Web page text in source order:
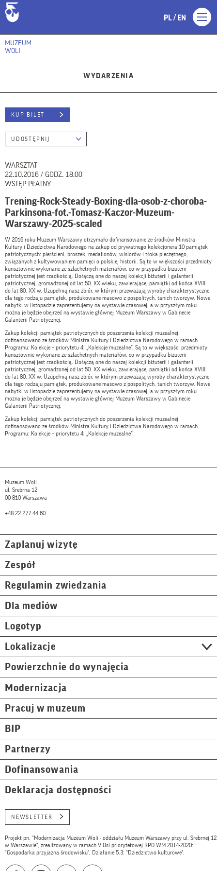
PL/ EN
MUZEUM
WOLI
WYDARZENIA
KUP BILET
UDOSTĘPNIJ
WARSZTAT
22.10.2016 / GODZ. 18.00
WSTĘP PŁATNY
Trening-Rock-Steady-Boxing-dla-osob-z-choroba-
Parkinsona-fot.-Tomasz-Kaczor-Muzeum-
Warszawy-2025-scaled
W 2016 roku Muzeum Warszawy otrzymało dofinansowanie ze środków Ministra
Kultury i Dziedzictwa Narodowego na zakup od prywatnego kolekcjonera 10 pamiątek
patriotycznych: pierścieni, broszek, medalionów, wisiorów i tłoka pieczętnego,
związanych z kultywowaniem pamięci o polskiej historii. Są to w większości przedmioty
kunsztownie wykonane ze szlachetnych materiałów, co w przypadku biżuterii
patriotycznej jest rzadkością. Dołączą one do naszej kolekcji biżuterii i galanterii
patriotycznej, gromadzonej od lat 50. XX wieku, zawierającej pamiątki od końca XVIII
do lat 80. XX w. Uzupełnią nasz zbiór, w którym przeważają wyroby charakterystyczne
dla tego rodzaju pamiątek, produkowane masowo z pospolitych, tanich tworzyw. Nowe
nabytki w listopadzie zaprezentujemy na wystawie czasowej, a w przyszłym roku
można je będzie obejrzeć na wystawie głównej Muzeum Warszawy w Gabinecie
Galanterii Patriotycznej.
Zakup kolekcji pamiątek patriotycznych do poszerzenia kolekcji muzealnej
dofinansowano ze środków Ministra Kultury i Dziedzictwa Narodowego w ramach
Programu: Kolekcje – priorytetu 4: „Kolekcje muzealne”. Są to w większości przedmioty
kunsztownie wykonane ze szlachetnych materiałów, co w przypadku biżuterii
patriotycznej jest rzadkością. Dołączą one do naszej kolekcji biżuterii i galanterii
patriotycznej, gromadzonej od lat 50. XX wieku, zawierającej pamiątki od końca XVIII
do lat 80. XX w. Uzupełnią nasz zbiór, w którym przeważają wyroby charakterystyczne
dla tego rodzaju pamiątek, produkowane masowo z pospolitych, tanich tworzyw. Nowe
nabytki w listopadzie zaprezentujemy na wystawie czasowej, a w przyszłym roku
można je będzie obejrzeć na wystawie głównej Muzeum Warszawy w Gabinecie
Galanterii Patriotycznej.
Zakup kolekcji pamiątek patriotycznych do poszerzenia kolekcji muzealnej
dofinansowano ze środków Ministra Kultury i Dziedzictwa Narodowego w ramach
Programu: Kolekcje – priorytetu 4: „Kolekcje muzealne”.
Muzeum Woli
ul. Srebrna 12
00-810 Warszawa
+48 22 277 44 60
Zaplanuj wizytę
Zespół
Regulamin zwiedzania
Dla mediów
Logotyp
Lokalizacje
Powierzchnie do wynajęcia
Modernizacja
Pracuj w muzeum
BIP
Partnerzy
Dofinansowania
Deklaracja dostępności
NEWSLETTER
Projekt pn. "Modernizacja Muzeum Woli - oddziału Muzeum Warszawy przy ul. Srebrnej 12
w Warszawie", zrealizowany w ramach V Osi priorytetowej RPO WM 2014-2020:
"Gospodarka przyjazna środowisku", Działanie 5.3: "Dziedzictwo kulturowe".